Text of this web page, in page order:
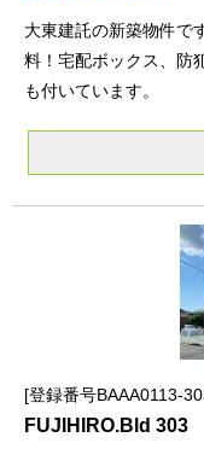
大東建託の新築物件で
料！宅配ボックス、防
も付いています。
登録番号BAAA0113-
FUJIHIRO.Bld 303